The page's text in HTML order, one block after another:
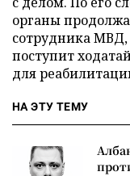
органы
сотрудника МВД,
поступит
для
НА ЭТУ ТЕМУ